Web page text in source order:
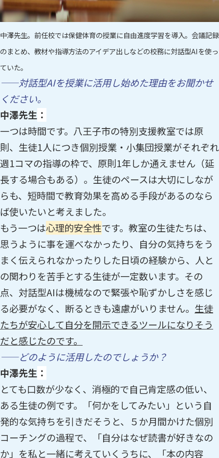
中澤先生。前任校では保健体育の授業に自由進度学習を導入。会議記録
のまとめ、教材や指導方法のアイデア出しなどの校務に対話型AIを使っ
ていた。
——対話型AIを授業に活用し始めた理由をお聞かせ
ください。
中澤先生 ：
一つは時間です。八王子市の特別支援教室では原
則、生徒1人につき個別授業・小集団授業がそれぞれ
週1コマの指導の枠で、原則1年しか通えません（延
長する場合もある）。生徒のペースは大切にしなが
らも、短時間で教育効果を高める手段があるのなら
ば使いたいと考えました。
もう一つは心理的安全性です。教室の生徒たちは、
思うように事を運べなかったり、自分の気持ちをう
まく伝えられなかったりした日頃の経験から、人と
の関わりを苦手とする生徒が一定数います。その
点、対話型AIは機械なので緊張や恥ずかしさを感じ
る必要がなく、断るときも遠慮がいりません。 生徒
たちが安心して自分を開示できるツールになりそう
だと感じたのです。
——どのように活用したのでしょうか？
中澤先生 ：
とても口数が少なく、消極的で自己肯定感の低い、
ある生徒の例です。「何かをしてみたい」という自
発的な気持ちを引きだそうと、５か月間かけた個別
コーチングの過程で、「自分はなぜ読書が好きなの
か」を私と一緒に考えていくうちに、「本の内容